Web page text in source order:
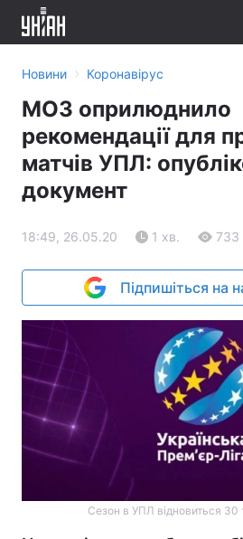
Новини › Коронавірус
МОЗ оприлюднило
рекомендації для
матчів УПЛ:
документ
18:49, 26.05.20 1 хв. 733
Підпишіться на
Сезон в УПЛ відновиться 30